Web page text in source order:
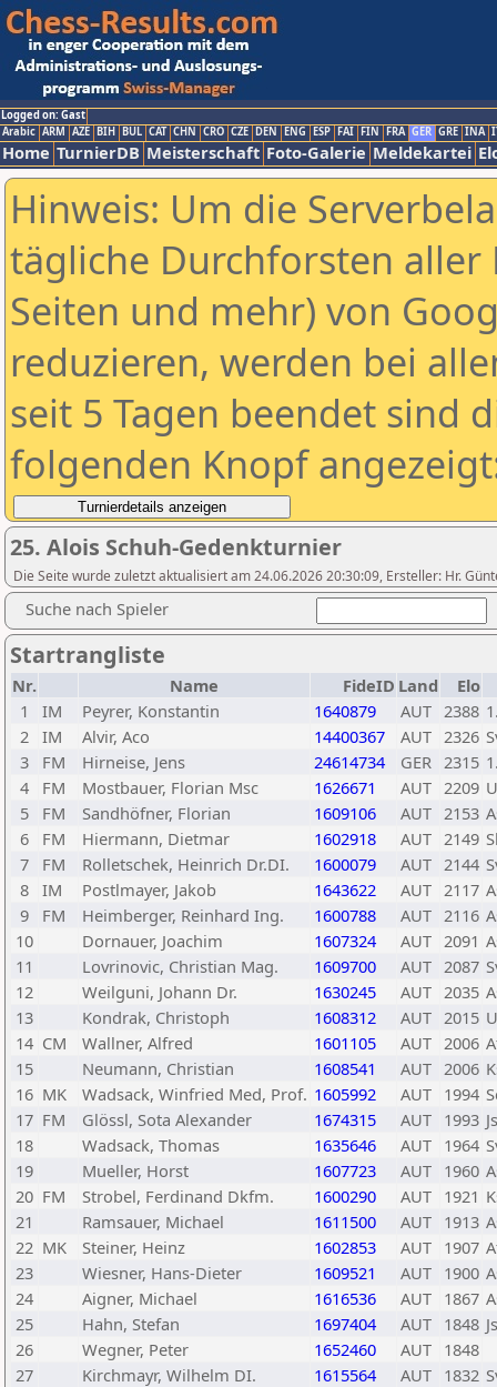
Logged on: Gast
Arabic ARM AZE BIH BUL CAT CHN CRO CZE DEN ENG ESP FAI FIN FRA GER GRE INA
Home TurnierDB Meisterschaft Foto-Galerie Meldekartei
Hinweis: Um die
tägliche Durchforsten aller
Seiten und mehr) von
reduzieren, werden bei
seit 5 Tagen beendet sind
folgenden Knopf
25. Alois Schuh-Gedenkturnier
Die Seite wurde zuletzt aktualisiert am 24.06.2026 20:30:09, Ersteller: Hr.
Suche nach Spieler
Startrangliste
Nr. Name FideID Land
Elo
1
IM Peyrer, Konstantin 1640879 AUT 2388
2 IM Alvir, Aco 14400367 AUT 2326
3
FM Hirneise, Jens 24614734 GER 2315
4
FM Mostbauer, Florian Msc 1626671 AUT 2209
5
FM Sandhöfner, Florian 1609106 AUT 2153
6
FM Hiermann, Dietmar 1602918 AUT 2149
7
FM Rolletschek, Heinrich Dr.DI. 1600079 AUT 2144
8 IM Postlmayer, Jakob 1643622 AUT 2117
9
FM Heimberger, Reinhard Ing. 1600788 AUT 2116
10
Dornauer, Joachim 1607324 AUT 2091
11
Lovrinovic, Christian Mag. 1609700 AUT 2087
12
Weilguni, Johann Dr. 1630245 AUT 2035
13
Kondrak, Christoph 1608312 AUT 2015
14 CM Wallner, Alfred 1601105 AUT 2006
15
Neumann, Christian 1608541 AUT 2006
16 MK Wadsack, Winfried Med, Prof. 1605992 AUT 1994
17 FM Glössl, Sota Alexander 1674315 AUT 1993
18
Wadsack, Thomas 1635646 AUT 1964
19
Mueller, Horst 1607723 AUT 1960
20 FM Strobel, Ferdinand Dkfm. 1600290 AUT 1921
21
Ramsauer, Michael 1611500 AUT 1913
22 MK Steiner, Heinz 1602853 AUT 1907
23
Wiesner, Hans-Dieter 1609521 AUT 1900
24
Aigner, Michael 1616536 AUT 1867
25
Hahn, Stefan 1697404 AUT 1848
26
Wegner, Peter 1652460 AUT 1848
27
Kirchmayr, Wilhelm DI. 1615564 AUT 1832